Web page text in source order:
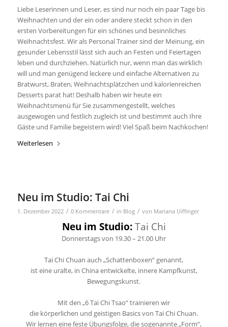
Liebe Leserinnen und Leser, es sind nur noch ein paar Tage bis
Weihnachten und der ein oder andere steckt schon in den
ersten Vorbereitungen für ein schönes und besinnliches
Weihnachtsfest. Wir als Personal Trainer sind der Meinung, ein
gesunder Lebensstil lässt sich auch an Festen und Feiertagen
leben und durchziehen. Natürlich nur, wenn man das wirklich
will und man genügend leckere und einfache Alternativen zu
Bratwurst, Braten, Weihnachtsplätzchen und kalorienreichen
Desserts parat hat! Deshalb haben wir heute ein
Weihnachtsmenü für Sie zusammengestellt, welches
ausgewogen und festlich zugleich ist und bestimmt auch Ihre
Gäste und Familie begeistern wird! Viel Spaß beim Nachkochen!
Weiterlesen
Neu im Studio: Tai Chi
1. Dezember 2022 / 0 Kommentare / in Blog / von Mariana Uiffinger
Neu im Studio: Tai Chi
Donnerstags von 19.30 – 21.00 Uhr
Tai Chi Chuan auch „Schattenboxen“ genannt,
ist eine uralte, in China entwickelte, innere Kampfkunst,
Bewegungskunst.
Mitden „6 Tai Chi Tsao“ trainieren wir
die körperlichen und geistigen Basics von Tai Chi Chuan.
Wir lernen eine feste Übungsfolge,die sogenannte „Form“,